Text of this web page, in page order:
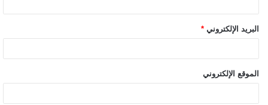
البريد الإلكتروني *
الموقع الإلكتروني